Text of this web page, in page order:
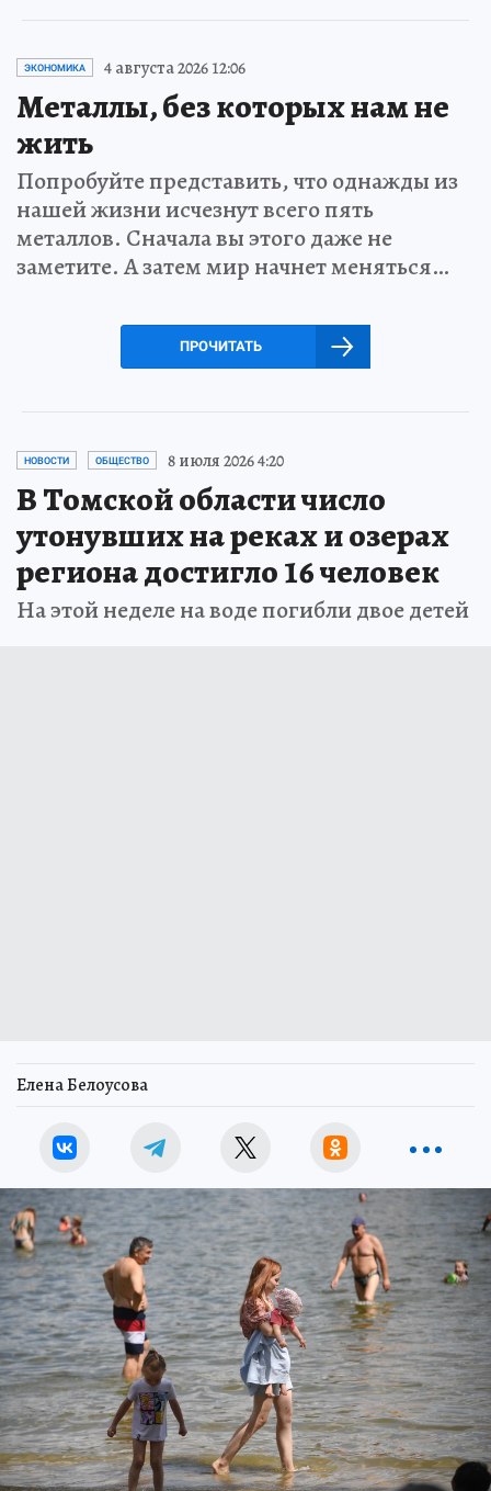
ЭКОНОМИКА 4 августа 2026 12:06
Металлы, без которых нам не
жить
Попробуйте представить, что однажды из
нашей жизни исчезнут всего пять
металлов. Сначала вы этого даже не
заметите. А затем мир начнет меняться…
ПРОЧИТАТЬ
НОВОСТИ ОБЩЕСТВО 8 июля 2026 4:20
В Томской области число
утонувших на реках и озерах
региона достигло 16 человек
На этой неделе на воде погибли двое детей
Елена Белоусова